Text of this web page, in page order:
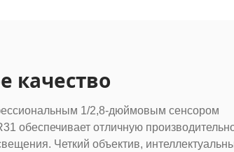
качество
1/2,8-дюймовым сенсором
обеспечивает отличную
Четкий объектив,